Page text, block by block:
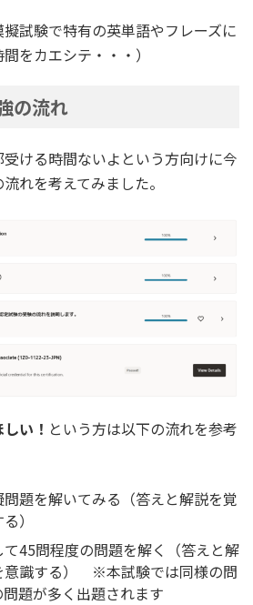
擬試験で特有の英単語やフレーズに
をカエシテ・・・）
の流れ
ける時間ないよという方向けに今
れを考えてみました。
い！ という方は以下の流れを参考
題を解いてみる（答えと解説を覚
）
45問程度の問題を解く（答えと解
意識する） ※本試験では同様の問
題が多く出題されます